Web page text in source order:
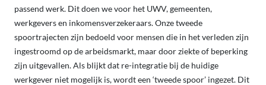
passend werk. Dit doen we voor het UWV, gemeenten,
werkgevers en inkomensverzekeraars. Onze tweede
spoortrajecten zijn bedoeld voor mensen die in het verleden zijn
ingestroomd op de arbeidsmarkt, maar door ziekte of beperking
zijn uitgevallen. Als blijkt dat re-integratie bij de huidige
werkgever niet mogelijk is, wordt een ‘tweede spoor’ ingezet. Dit